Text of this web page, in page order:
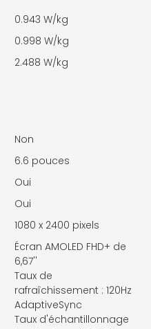
0.943 W/kg
0.998 W/kg
2.488 W/kg
Non
6.6 pouces
Oui
Oui
1080 x 2400 pixels
Écran AMOLED FHD+ de
6,67''
Taux de
rafraîchissement : 120Hz
AdaptiveSync
Taux d'échantillonnage